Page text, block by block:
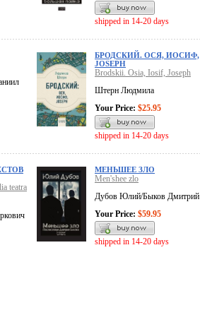
shipped in 14-20 days
БРОДСКИЙ. ОСЯ, ИОСИФ,
JOSEPH
Brodskii. Osia, Iosif, Joseph
Штерн Людмила
Your Price: $25.95
shipped in 14-20 days
teatra
МЕНЬШЕЕ ЗЛО
Men'shee zlo
Дубов Юлий/Быков Дмитрий
Your Price: $59.95
shipped in 14-20 days